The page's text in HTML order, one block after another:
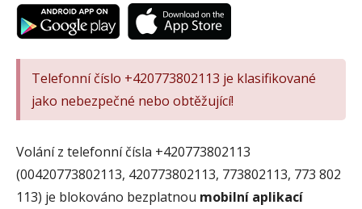
Telefonní číslo +420773802113 je klasifikované
jako nebezpečné nebo obtěžující!
Volání z telefonní čísla +420773802113
(00420773802113, 420773802113, 773802113, 773 802
113) je blokováno bezplatnou mobilní aplikací